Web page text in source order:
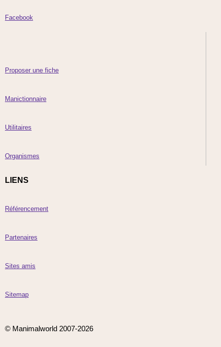
Facebook
Proposer une fiche
Manictionnaire
Utilitaires
Organismes
LIENS
Référencement
Partenaires
Sites amis
Sitemap
© Manimalworld 2007-2026